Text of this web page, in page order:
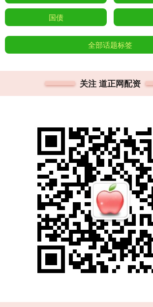
国债
全部话题标签
关注 道正网配资